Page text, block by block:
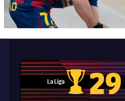
La Liga
Trofeu de
29